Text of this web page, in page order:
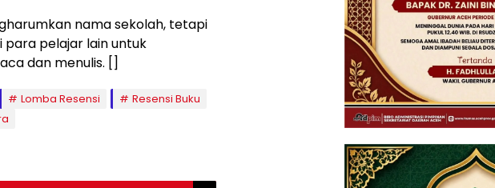
nama sekolah, tetapi
para pelajar lain untuk
dan menulis. []
Lomba Resensi
Resensi Buku